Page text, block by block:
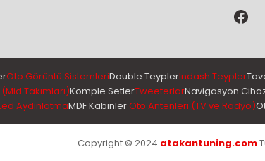
Oto Görüntü SistemleriDouble TeyplerIndash Teypler
Takımları)Komple SetlerTweeterlarNavigasyon
AydınlatmaMDF KabinlerOto Antenleri (TV ve Radyo)
Copyright © 2024 atakantuning.com